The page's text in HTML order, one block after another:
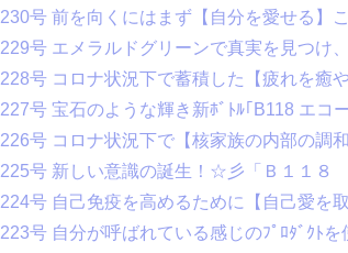
230号 前を向くにはまず【自分を愛せる】
229号 エメラルドグリーンで真実を見つけ
228号 コロナ状況下で蓄積した【疲れを癒や
227号 宝石のような輝き新ﾎﾞﾄﾙ｢B118 エコ
226号 コロナ状況下で【核家族の内部の調
225号 新しい意識の誕生！☆彡「Ｂ１１８
224号 自己免疫を高めるために【自己愛を取
223号 自分が呼ばれている感じのﾌﾟﾛﾀﾞｸﾄを